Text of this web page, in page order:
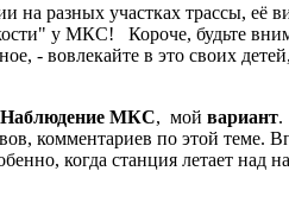
разных участках трассы, её
у МКС! Короче, будьте
- вовлекайте в это своих
Наблюдение МКС, мой вариант.
комментариев по этой теме.
когда станция летает над